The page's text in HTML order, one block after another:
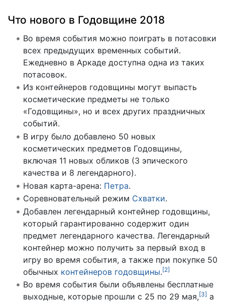
Что нового в Годовщине 2018
Во время события можно поиграть в потасовки
всех предыдущих временных событий.
Ежедневно в Аркаде доступна одна из таких
потасовок.
Из контейнеров годовщины могут выпасть
косметические предметы не только
«Годовщины», но и всех других праздничных
событий.
В игру было добавлено 50 новых
косметических предметов Годовщины,
включая 11 новых обликов (3 эпического
качества и 8 легендарного).
Новая карта-арена: Петра.
Соревновательный режим Схватки.
Добавлен легендарный контейнер годовщины,
который гарантированно содержит один
предмет легендарного качества. Легендарный
контейнер можно получить за первый вход в
игру во время события, а также при покупке 50
обычных контейнеров годовщины.[2]
Во время события были объявлены бесплатные
выходные, которые прошли с 25 по 29 мая,[3] а